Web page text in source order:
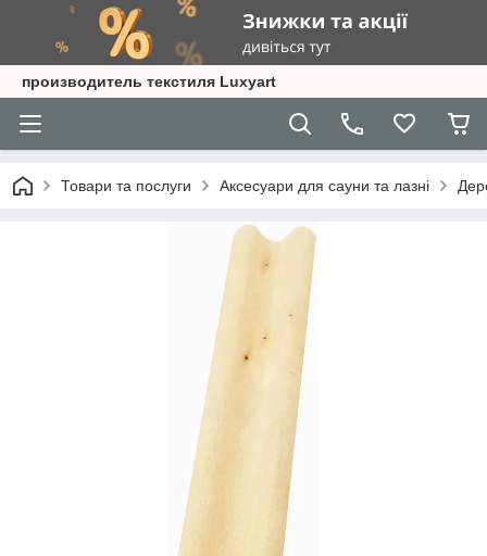
производитель текстиля Luxyart
Товари та послуги Аксесуари для сауни та лазні